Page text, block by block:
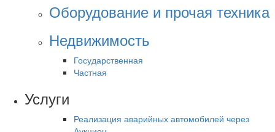
Оборудование и прочая техника
Недвижимость
Государственная
Частная
Услуги
Реализация аварийных автомобилей через